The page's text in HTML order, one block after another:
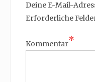
Deine E-Mail-
Erforderliche
Kommentar*